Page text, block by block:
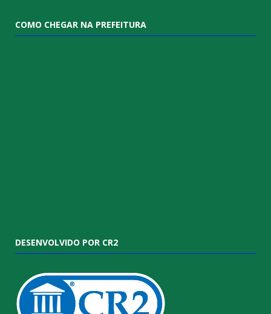
COMO CHEGAR NA PREFEITURA
DESENVOLVIDO POR CR2